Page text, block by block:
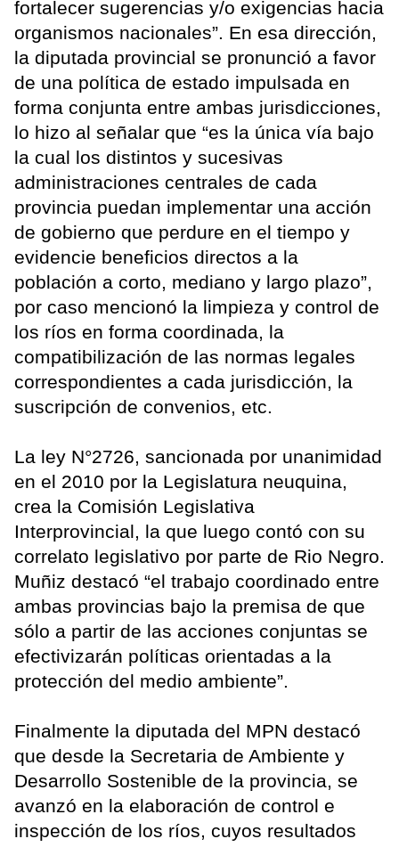
fortalecer sugerencias y/o exigencias hacia
organismos nacionales”. En esa dirección,
la diputada provincial se pronunció a favor
de una política de estado impulsada en
forma conjunta entre ambas jurisdicciones,
lo hizo al señalar que “es la única vía bajo
la cual los distintos y sucesivas
administraciones centrales de cada
provincia puedan implementar una acción
de gobierno que perdure en el tiempo y
evidencie beneficios directos a la
población a corto, mediano y largo plazo”,
por caso mencionó la limpieza y control de
los ríos en forma coordinada, la
compatibilización de las normas legales
correspondientes a cada jurisdicción, la
suscripción de convenios, etc.
La ley N°2726, sancionada por unanimidad
en el 2010 por la Legislatura neuquina,
crea la Comisión Legislativa
Interprovincial, la que luego contó con su
correlato legislativo por parte de Rio Negro.
Muñiz destacó “el trabajo coordinado entre
ambas provincias bajo la premisa de que
sólo a partir de las acciones conjuntas se
efectivizarán políticas orientadas a la
protección del medio ambiente”.
Finalmente la diputada del MPN destacó
que desde la Secretaria de Ambiente y
Desarrollo Sostenible de la provincia, se
avanzó en la elaboración de control e
inspección de los ríos, cuyos resultados